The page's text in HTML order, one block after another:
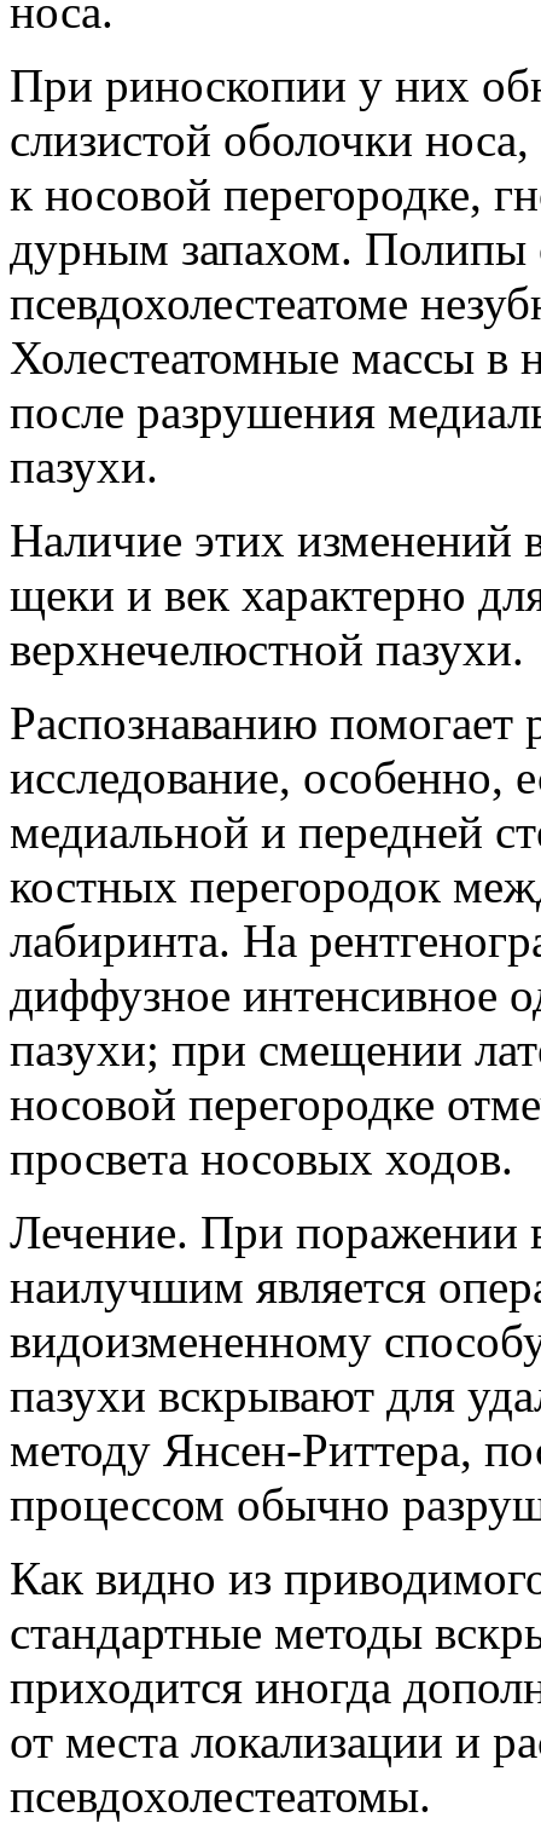
носа.
При риноскопии у них
слизистой оболочки
к носовой перегородке,
дурным запахом. Полипы
псевдохолестеатоме
Холестеатомные массы в
после разрушения
пазухи.
Наличие этих изменений
щеки и век характерно
верхнечелюстной пазухи.
Распознаванию помогает
исследование, особенно,
медиальной и передней
костных перегородок
лабиринта. На
диффузное интенсивное
пазухи; при смещении
носовой перегородке
просвета носовых ходов.
Лечение. При поражении
наилучшим является
видоизмененному
пазухи вскрывают для
методу Янсен-Риттера,
процессом обычно
Как видно из
стандартные методы
приходится иногда
от места локализации и
псевдохолестеатомы.